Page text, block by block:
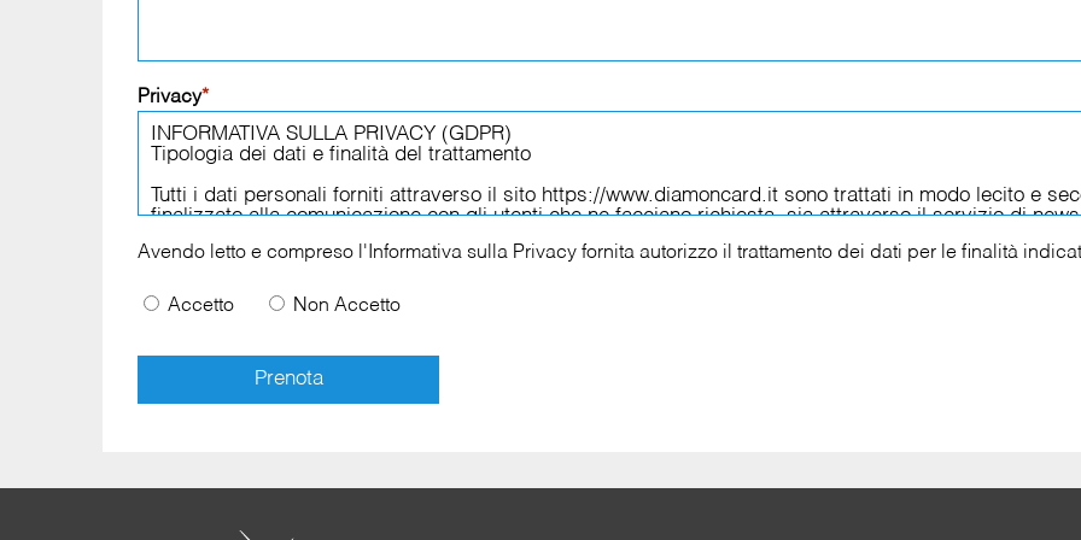
Privacy*
Avendo letto e compreso l' Informativa sulla Privacy fornita autorizzo il trattamento dei dati per le finalità
Accetto Non Accetto